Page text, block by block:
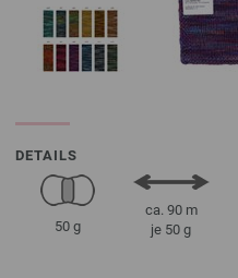
DETAILS
50 g
ca. 90 m
je 50 g